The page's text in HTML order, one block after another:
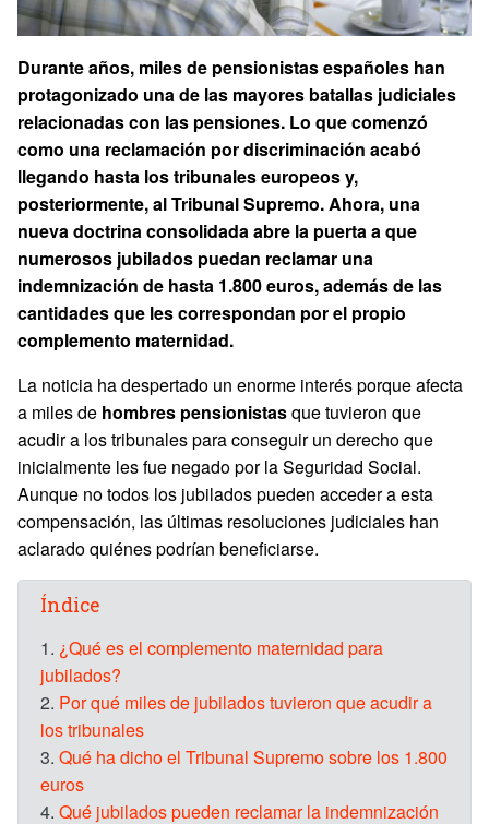
Durante años, miles de pensionistas españoles han
protagonizado una de las mayores batallas judiciales
relacionadas con las pensiones. Lo que comenzó
como una reclamación por discriminación acabó
llegando hasta los tribunales europeos y,
posteriormente, al Tribunal Supremo. Ahora, una
nueva doctrina consolidada abre la puerta a que
numerosos jubilados puedan reclamar una
indemnización de hasta 1.800 euros, además de las
cantidades que les correspondan por el propio
complemento maternidad.
La noticia ha despertado un enorme interés porque afecta
a miles de hombres pensionistasque tuvieron que
acudir a los tribunales para conseguir un derecho que
inicialmente les fue negado por la Seguridad Social.
Aunque no todos los jubilados pueden acceder a esta
compensación, las últimas resoluciones judiciales han
aclarado quiénes podrían beneficiarse.
Índice
1. ¿Qué es el complemento maternidad para
jubilados?
2. Por qué miles de jubilados tuvieron que acudir a
los tribunales
3. Qué ha dicho el Tribunal Supremo sobre los 1.800
euros
4. Qué jubilados pueden reclamar la indemnización